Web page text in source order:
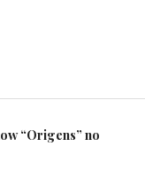
“Origens” no